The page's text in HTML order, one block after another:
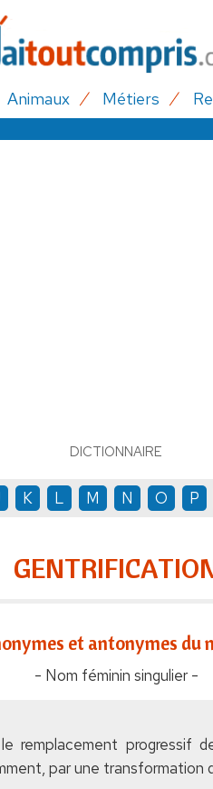
Animaux Métiers
DICTIONNAIRE
K L M N O P
et antonymes du
- Nom féminin singulier -
remplacement progressif
par une transformation